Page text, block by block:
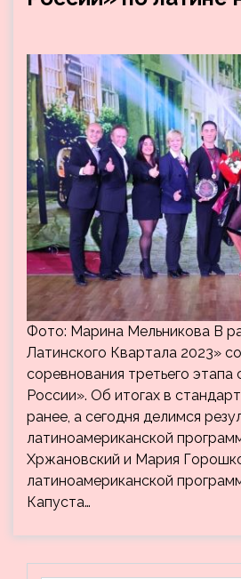
Фото: Марина Мельникова В
Латинского Квартала 2023»
соревнования третьего этапа
России». Об итогах в
ранее, а сегодня делимся
латиноамериканской
Хржановский и Мария
латиноамериканской
Капуста…